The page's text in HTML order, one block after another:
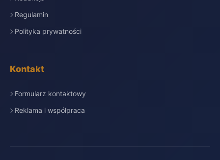
Regulamin
Polityka prywatności
Kontakt
Formularz kontaktowy
Reklama i współpraca